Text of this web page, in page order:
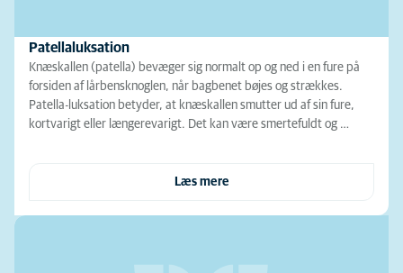
Patellaluksation
Knæskallen (patella) bevæger sig normalt op og ned i en fure på
forsiden af lårbensknoglen, når bagbenet bøjes og strækkes.
Patella-luksation betyder, at knæskallen smutter ud af sin fure,
kortvarigt eller længerevarigt. Det kan være smertefuldt og …
Læs mere